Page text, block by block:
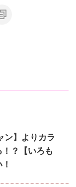
ン】よりカラ
？【いろも